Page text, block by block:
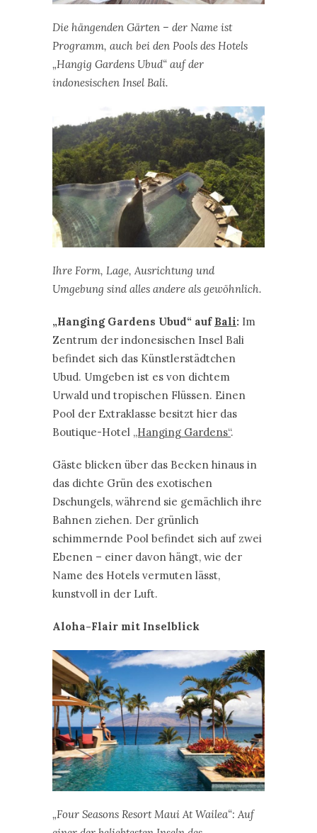
Die hängenden Gärten – der Name ist
Programm, auch bei den Pools des Hotels
„Hangig Gardens Ubud“ auf der
indonesischen Insel Bali.
Ihre Form, Lage, Ausrichtung und
Umgebung sind alles andere als gewöhnlich.
„Hanging Gardens Ubud“ auf Bali: Im
Zentrum der indonesischen Insel Bali
befindet sich das Künstlerstädtchen
Ubud. Umgeben ist es von dichtem
Urwald und tropischen Flüssen. Einen
Pool der Extraklasse besitzt hier das
Boutique-Hotel „Hanging Gardens“.
Gäste blicken über das Becken hinaus in
das dichte Grün des exotischen
Dschungels, während sie gemächlich ihre
Bahnen ziehen. Der grünlich
schimmernde Pool befindet sich auf zwei
Ebenen – einer davon hängt, wie der
Name des Hotels vermuten lässt,
kunstvoll in der Luft.
Aloha-Flair mit Inselblick
„Four Seasons Resort Maui At Wailea“: Auf